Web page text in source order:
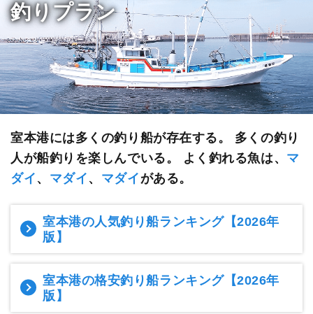
釣りプラン
室本港には多くの釣り船が存在する。 多くの釣り
人が船釣りを楽しんでいる。
よく釣れる魚は、 マ
ダイ、 マダイ、 マダイ がある。
室本港の人気釣り船ランキング【2026年
版】
室本港の格安釣り船ランキング【2026年
版】